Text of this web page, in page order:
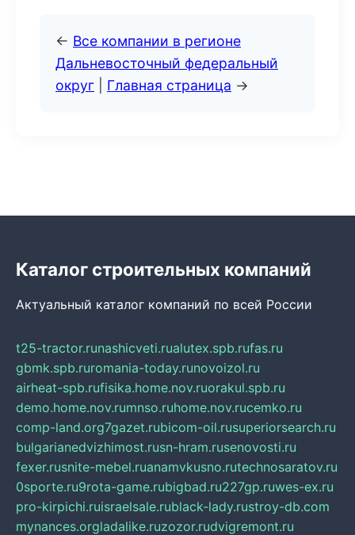
← Все компании в регионе
Дальневосточный федеральный
округ
Главная страница →
Каталог строительных компаний
Актуальный каталог компаний по всей России
t25-tractor.runashicveti.rualutex.spb.rufas.ru
gbmk.spb.ruromania-today.runovoizol.ru
airheat-spb.rufisika.home.nov.ruorakul.spb.ru
demo.home.nov.rumnso.ruhome.nov.rucemko.ru
comp-land.org7gazet.rubicom-oil.rusuperiorsearch.ru
bulgarianedvizhimost.rusn-hram.rusenovosti.ru
fexer.rusnite-mebel.ruanamvkusno.rutechnosaratov.ru
0sporte.ru9rota-game.rubigbad.ru227gp.ruwes-ex.ru
pro-kirpichi.ruisraelsale.rublack-lady.rustroy-db.com
mynances.orgladalike.ruzozor.rudvigremont.ru